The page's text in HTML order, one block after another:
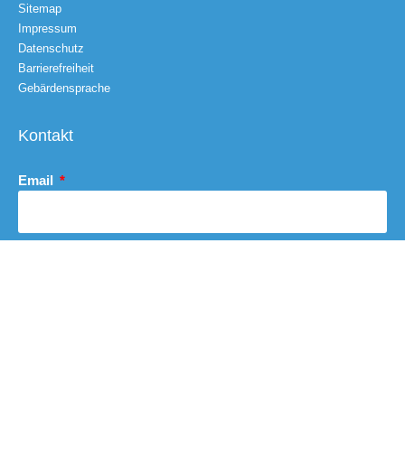
Sitemap
Impressum
Datenschutz
Barrierefreiheit
Gebärdensprache
Kontakt
Email